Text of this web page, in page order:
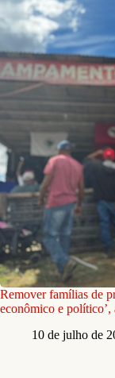
Remover famílias de
econômico e
10 de julho de